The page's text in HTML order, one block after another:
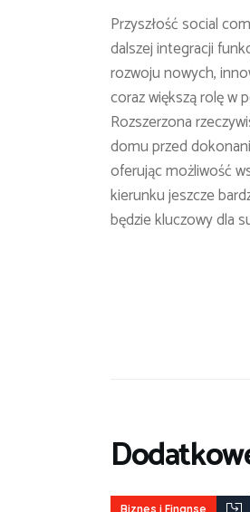
Przyszłość social
dalszej integracji
rozwoju nowych,
coraz większą rolę w
Rozszerzona
domu przed
oferując możliwość
kierunku jeszcze
będzie kluczowy dla
Biznes i Finanse